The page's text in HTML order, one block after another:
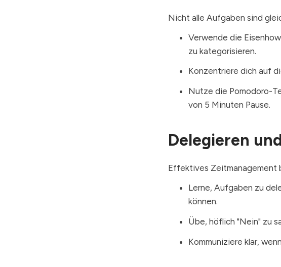
Nicht alle Aufgaben sind
Verwende die
zu kategorisieren.
Konzentriere dich auf
Nutze die Pomodoro-
von 5 Minuten Pause.
Delegieren
Effektives Zeitmanagement
Lerne, Aufgaben zu
können.
Übe, höflich "Nein" zu
Kommuniziere klar,